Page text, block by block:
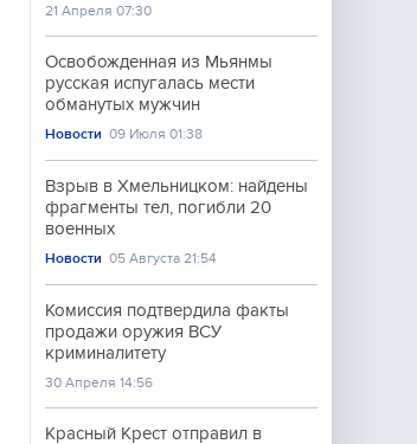
21 Апреля 07:30
Освобожденная из Мьянмы
русская испугалась мести
обманутых мужчин
Новости 09 Июля 01:38
Взрыв в Хмельницком: найдены
фрагменты тел, погибли 20
военных
Новости 05 Августа 21:54
Комиссия подтвердила факты
продажи оружия ВСУ
криминалитету
30 Апреля 14:56
Красный Крест отправил в